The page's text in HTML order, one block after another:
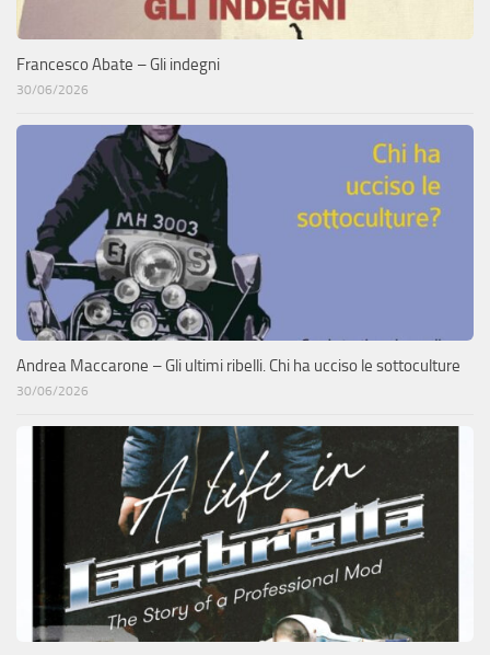
Francesco Abate – Gli indegni
30/06/2026
Andrea Maccarone – Gli ultimi ribelli. Chi ha ucciso le sottoculture
30/06/2026